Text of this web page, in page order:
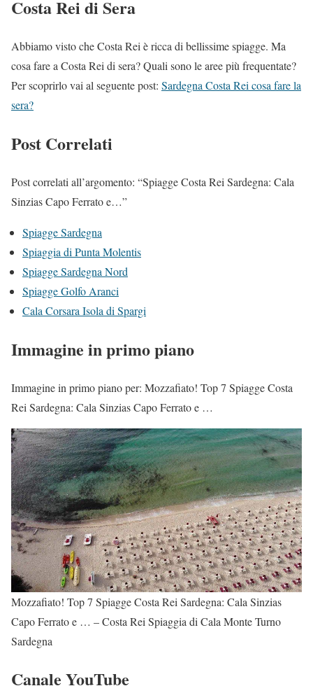
Costa Rei di Sera
Abbiamo visto che Costa Rei è ricca di bellissime spiagge. Ma
cosa fare a Costa Rei di sera? Quali sono le aree più frequentate?
Per scoprirlo vai al seguente post: Sardegna Costa Rei cosa fare la
sera?
Post Correlati
Post correlati all’argomento: “Spiagge Costa Rei Sardegna: Cala
Sinzias Capo Ferrato e…”
Spiagge Sardegna
Spiaggia di Punta Molentis
Spiagge Sardegna Nord
Spiagge Golfo Aranci
Cala Corsara Isola di Spargi
Immagine in primo piano
Immagine in primo piano per: Mozzafiato! Top 7 Spiagge Costa
Rei Sardegna: Cala Sinzias Capo Ferrato e …
Mozzafiato! Top 7 Spiagge Costa Rei Sardegna: Cala Sinzias
Capo Ferrato e … – Costa Rei Spiaggia di Cala Monte Turno
Sardegna
Canale YouTube